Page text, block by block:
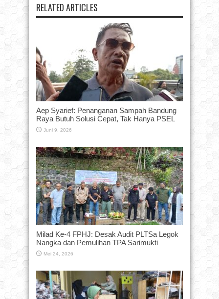
RELATED ARTICLES
Aep Syarief: Penanganan Sampah Bandung
Raya Butuh Solusi Cepat, Tak Hanya PSEL
Juni 9, 2026
Milad Ke-4 FPHJ: Desak Audit PLTSa Legok
Nangka dan Pemulihan TPA Sarimukti
Mei 24, 2026